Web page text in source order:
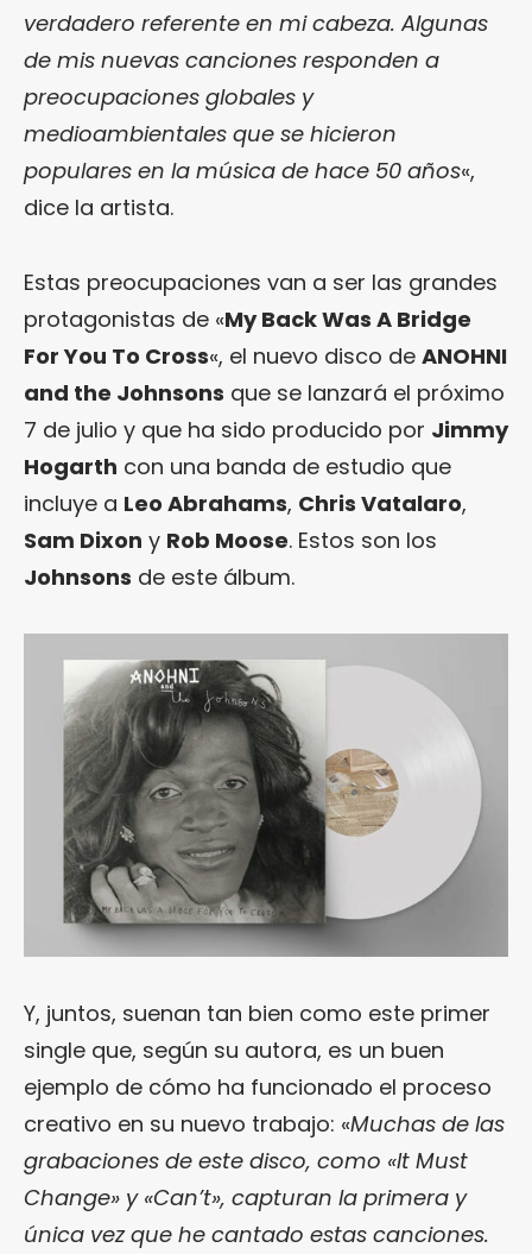
verdadero referente en mi cabeza. Algunas
de mis nuevas canciones responden a
preocupaciones globales y
medioambientales que se hicieron
populares en la música de hace 50 años«,
dice la artista.
Estas preocupaciones van a ser las grandes
protagonistas de «My Back Was A Bridge
For You To Cross«, el nuevo disco de ANOHNI
and the Johnsons que se lanzará el próximo
7 de julio y que ha sido producido por Jimmy
Hogarth con una banda de estudio que
incluye a Leo Abrahams, Chris Vatalaro,
Sam Dixon y Rob Moose. Estos son los
Johnsons de este álbum.
Y, juntos, suenan tan bien como este primer
single que, según su autora, es un buen
ejemplo de cómo ha funcionado el proceso
creativo en su nuevo trabajo: «Muchas de las
grabaciones de este disco, como «It Must
Change» y «Can’t», capturan la primera y
única vez que he cantado estas canciones.